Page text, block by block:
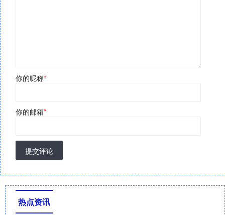
你的昵称*
你的邮箱*
提交评论
热点资讯